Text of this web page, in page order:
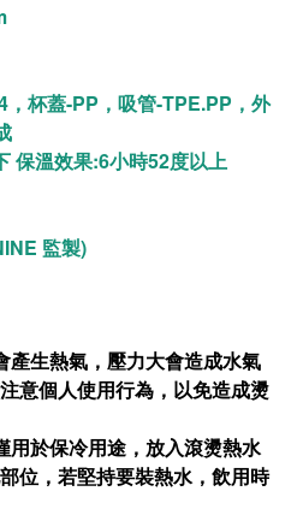
杯蓋-PP，吸管-TPE.PP， 外
保溫效果:6小時52度以上
監製)
產生熱氣，壓力大會造成水氣
意個人使用行為，以免造成燙
用於保冷用途，放入滾燙熱水
位，若堅持要裝熱水，飲用時